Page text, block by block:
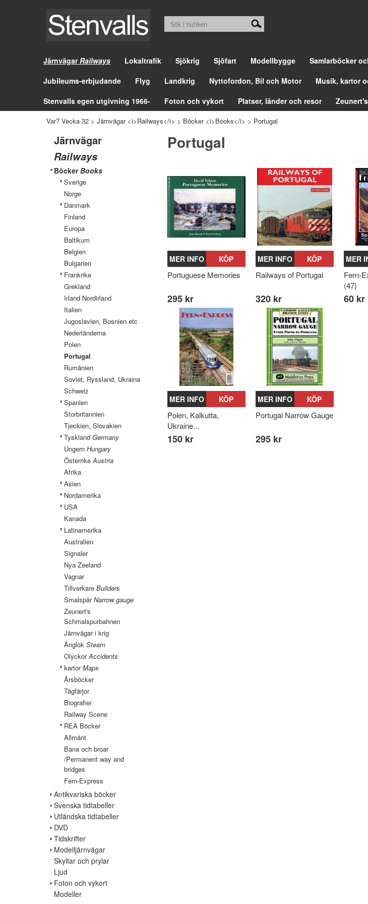
JärnvägarRailways Lokaltrafik Sjökrig Sjöfart Modellbygge Samlarböcker
Jubileums-erbjudande
Flyg Landkrig Nyttofordon, Bil och Motor Musik, kartor
Stenvalls egen utgivning 1966-
Foton och vykort Platser, länder och resor
Var? Vecka 32 > Järnvägar <i>Railways</i> > Böcker <i>Books</i> > Portugal
Järnvägar
Railways
BöckerBooks
Sverige
Norge
Danmark
Finland
Europa
Baltikum
Belgien
Bulgarien
Frankrike
Grekland
Irland Nordirland
Italien
Jugoslavien, Bosnien etc
Nederländerna
Polen
Portugal
Rumänien
Soviet, Ryssland, Ukraina
Schweiz
Spanien
Storbritannien
Tjeckien, Slovakien
Tyskland Germany
Ungern Hungary
Österrike Austria
Afrika
Asien
Nordamerika
USA
Kanada
Latinamerika
Australien
Signaler
Nya Zeeland
Vagnar
Tillverkare Builders
SmalspårNarrow gauge
Zeunert's
Schmalspurbahnen
Järnvägar i krig
Ånglok Steam
OlyckorAccidents
kartorMaps
Årsböcker
Tågfärjor
Biografier
Railway Scene
REA Böcker
Allmänt
Bana och broar
/Permanent way and
bridges
Fern-Express
Antikvariska böcker
Svenska tidtabeller
Utländska tidtabeller
DVD
Tidskrifter
Modelljärnvägar
Skyltar och prylar
Ljud
Foton och vykort
Modeller
Portugal
MER INFO KÖP
Portuguese Memories
295 kr
MER INFO KÖP
Railways of Portugal
320 kr
MER
Fern-
(47)
60 kr
MER INFO KÖP
Polen, Kalkutta,
Ukraine...
150 kr
MER INFO KÖP
Portugal Narrow Gauge
295 kr